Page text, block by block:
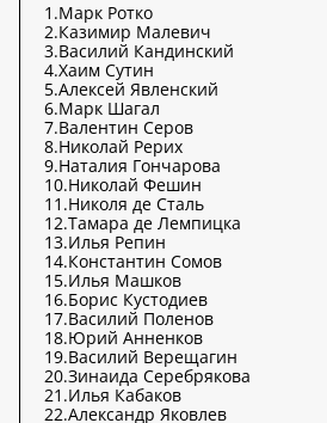
1.Марк Ротко
2.Казимир Малевич
3.Василий Кандинский
4.Хаим Сутин
5.Алексей Явленский
6.Марк Шагал
7.Валентин Серов
8.Николай Рерих
9.Наталия Гончарова
10.Николай Фешин
11.Николя де Сталь
12.Тамара де Лемпицка
13.Илья Репин
14.Константин Сомов
15.Илья Машков
16.Борис Кустодиев
17.Василий Поленов
18.Юрий Анненков
19.Василий Верещагин
20.Зинаида Серебрякова
21.Илья Кабаков
22.Александр Яковлев